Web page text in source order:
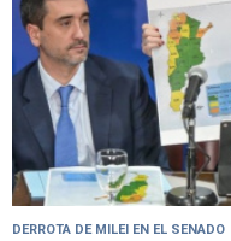
DERROTA DE MILEI EN EL SENADO